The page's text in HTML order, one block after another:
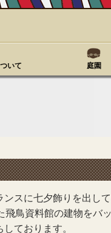
いて 庭園
スに七夕飾りを出して
飛鳥資料館の建物をバ
ております。